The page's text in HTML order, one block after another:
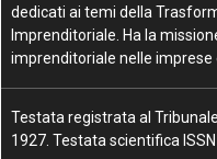
dedicati ai temi della
Imprenditoriale. Ha la
imprenditoriale nelle
Testata registrata al
1927. Testata scientifica